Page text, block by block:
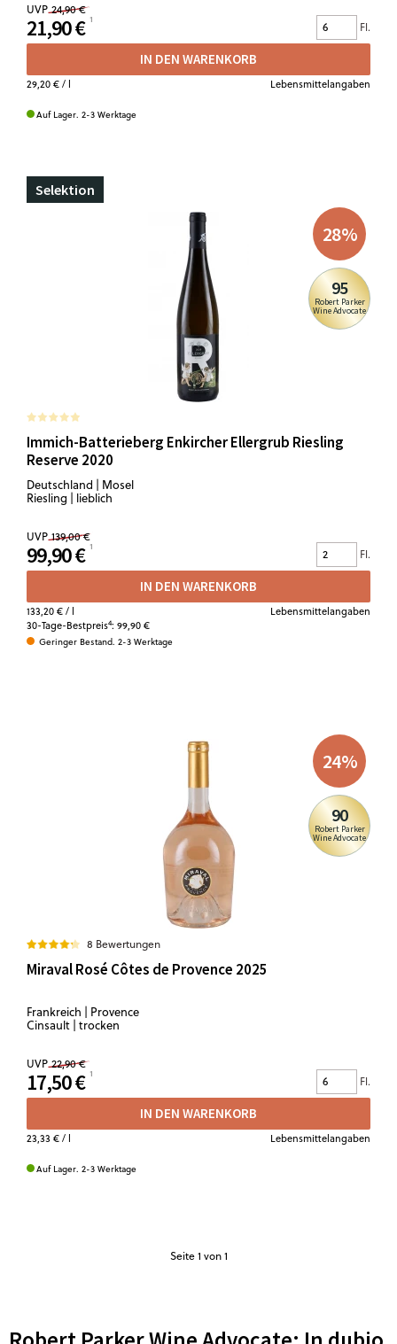
UVP 24,90 €
21,90 € Fl.
IN DEN WARENKORB
29,20 €/ l Lebensmittelangaben
Auf Lager. 2-3 Werktage
Selektion
28%
95
Robert Parker
Wine Advocate
Immich-Batterieberg Enkircher Ellergrub Riesling
Reserve 2020
Deutschland | Mosel
Riesling | lieblich
UVP 139,00 €
99,90 € Fl.
IN DEN WARENKORB
133,20 €/ l
Lebensmittelangaben
30-Tage-Bestpreis4: 99,90 €
Geringer Bestand. 2-3 Werktage
24%
90
Robert Parker
Wine Advocate
8 Bewertungen
Miraval Rosé Côtes de Provence 2025
Frankreich | Provence
Cinsault | trocken
UVP 22,90 €
17,50 € Fl.
IN DEN WARENKORB
23,33 €/ l Lebensmittelangaben
Auf Lager. 2-3 Werktage
Seite1 von 1